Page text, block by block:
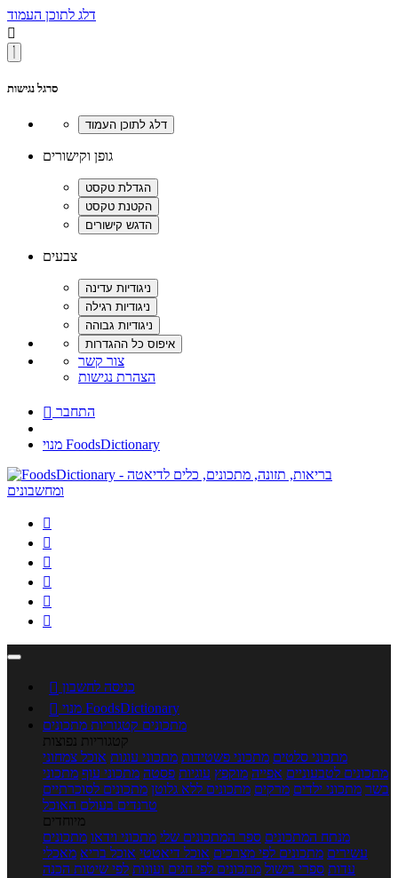
דלג לתוכן העמוד

סרגל נגישות
גופן וקישורים
צבעים
צור קשר
הצהרת נגישות
 התחבר
מנוי FoodsDictionary






 כניסה לחשבון

מנוי FoodsDictionary
מתכונים קטגוריות מתכונים
קטגוריות נפוצות
מתכוני סלטים מתכוני פשטידות מתכוני עוגות אוכל צמחוני
מתכונים לטבעוניים אפייה מוקפץ עוגיות פסטה מתכוני עוף מתכוני
בשר מתכוני ילדים מרקים מתכונים ללא גלוטן מתכונים לסוכרתיים
טרנדים בעולם האוכל
מיוחדים
מנתח המתכונים ספר המתכונים שלי מתכוני וידאו מתכונים
עשירים מתכונים לפי מצרכים אוכל דיאטטי אוכל בריא מאכלי
עדות ספרי בישול מתכונים לפי חגים ועונות לפי שיטות הכנה